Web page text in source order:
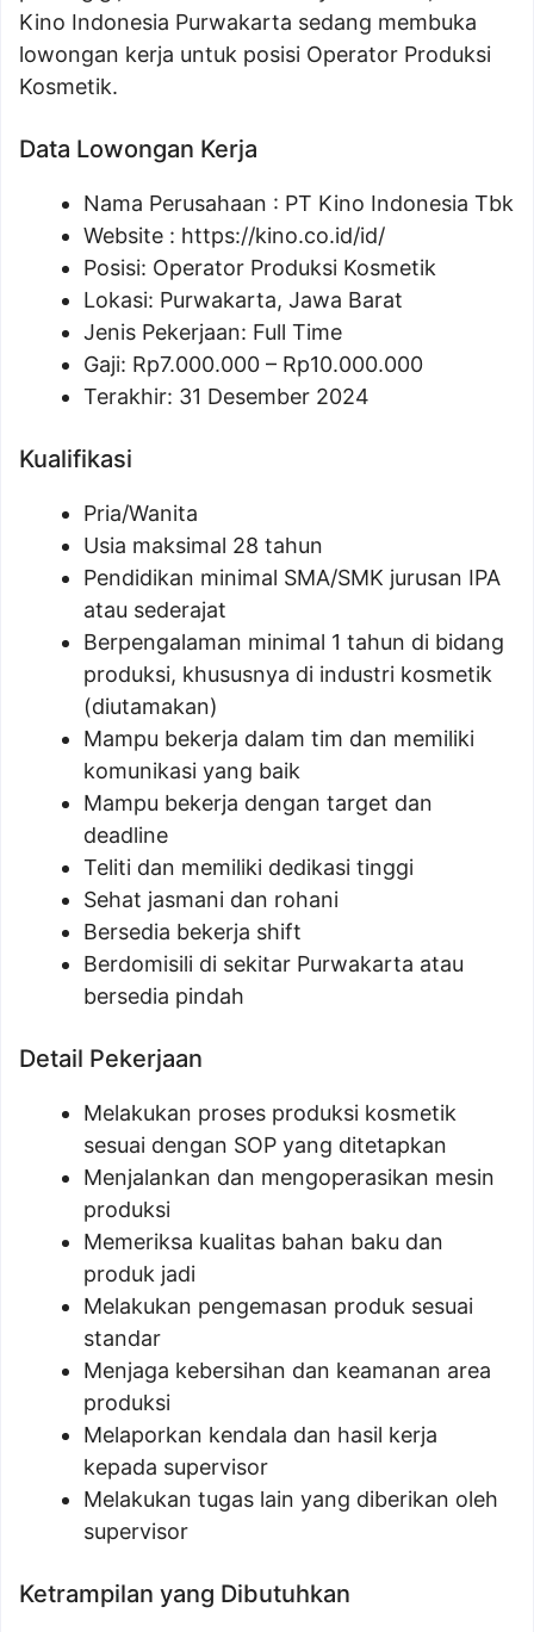
Kino Indonesia Purwakarta sedang membuka
lowongan kerja untuk posisi Operator Produksi
Kosmetik.
Data Lowongan Kerja
Nama Perusahaan : PT Kino Indonesia Tbk
Website : https://kino.co.id/id/
Posisi: Operator Produksi Kosmetik
Lokasi: Purwakarta, Jawa Barat
Jenis Pekerjaan: Full Time
Gaji: Rp7.000.000 – Rp10.000.000
Terakhir: 31 Desember 2024
Kualifikasi
Pria/Wanita
Usia maksimal 28 tahun
Pendidikan minimal SMA/SMK jurusan IPA
atau sederajat
Berpengalaman minimal 1 tahun di bidang
produksi, khususnya di industri kosmetik
(diutamakan)
Mampu bekerja dalam tim dan memiliki
komunikasi yang baik
Mampu bekerja dengan target dan
deadline
Teliti dan memiliki dedikasi tinggi
Sehat jasmani dan rohani
Bersedia bekerja shift
Berdomisili di sekitar Purwakarta atau
bersedia pindah
Detail Pekerjaan
Melakukan proses produksi kosmetik
sesuai dengan SOP yang ditetapkan
Menjalankan dan mengoperasikan mesin
produksi
Memeriksa kualitas bahan baku dan
produk jadi
Melakukan pengemasan produk sesuai
standar
Menjaga kebersihan dan keamanan area
produksi
Melaporkan kendala dan hasil kerja
kepada supervisor
Melakukan tugas lain yang diberikan oleh
supervisor
Ketrampilan yang Dibutuhkan